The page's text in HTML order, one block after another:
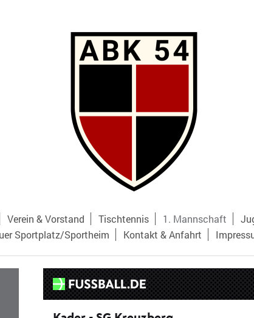
Verein & Vorstand Tischtennis 1. Mannschaft
Sportplatz/Sportheim Kontakt & Anfahrt